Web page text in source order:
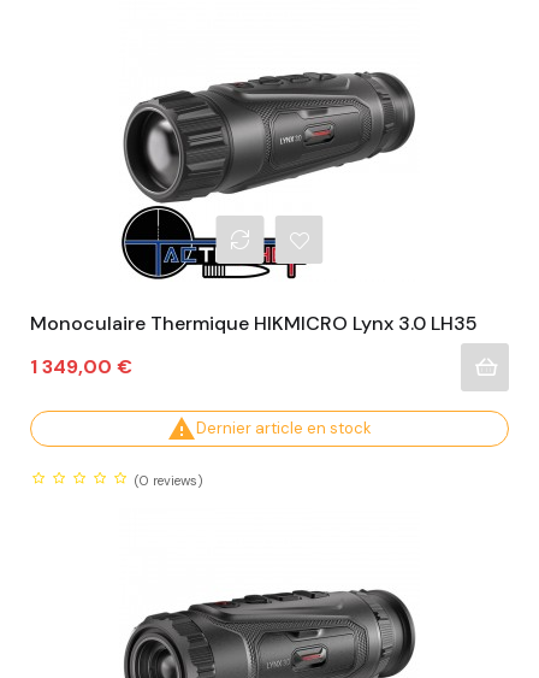
Monoculaire Thermique HIKMICRO Lynx 3.0 LH35
Prix
1 349,00 €
Dernier article en stock
(0 reviews)